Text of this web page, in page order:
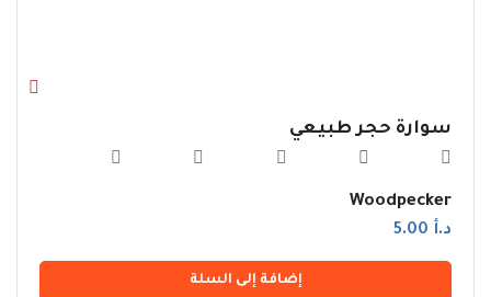
سوارة حجر طبيعي
Woodpecker
د.أ 5.00
إضافة إلى السلة